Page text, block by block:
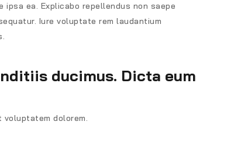
ea. Explicabo repellendus non saepe
Iure voluptate rem laudantium
ducimus. Dicta eum
voluptatem dolorem.